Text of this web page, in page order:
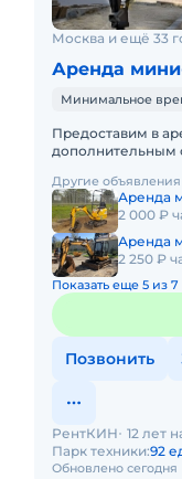
Москва и ещё 33
Аренда мини-
Минимальное
Предоставим в
дополнительным
доставка
Другие объявления
Аренда
2 000 ₽
Аренда
2 250 ₽
Показать еще 5 из 7
Позвонить
Обновлено сегодня
РентКИН 12 лет
Парк техники:92